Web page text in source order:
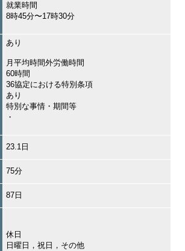
就業時間
8時45分〜17時30分
あり
月平均時間外労働時間
60時間
36協定における特別条項
あり
特別な事情・期間等
・
23.1日
75分
87日
休日
日曜日，祝日，その他